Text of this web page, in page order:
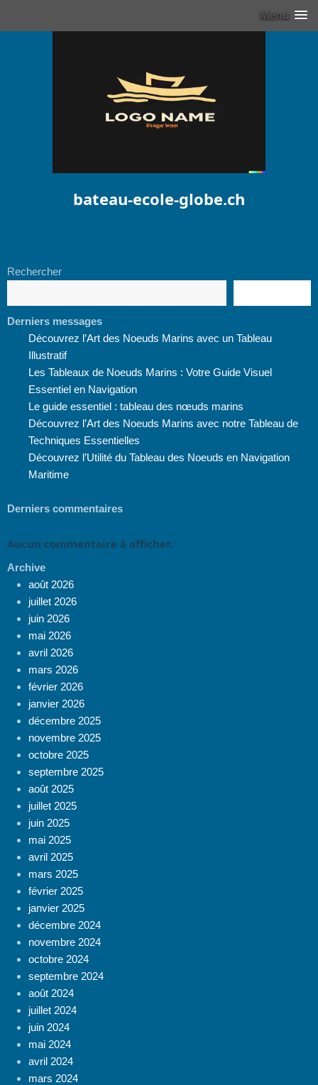
Menu
bateau-ecole-globe.ch
Rechercher
Derniers messages
Découvrez l’Art des Noeuds Marins avec un Tableau
Illustratif
Les Tableaux de Noeuds Marins : Votre Guide Visuel
Essentiel en Navigation
Le guide essentiel : tableau des nœuds marins
Découvrez l’Art des Noeuds Marins avec notre Tableau de
Techniques Essentielles
Découvrez l’Utilité du Tableau des Noeuds en Navigation
Maritime
Derniers commentaires
Aucun commentaire à afficher.
Archive
août 2026
juillet 2026
juin 2026
mai 2026
avril 2026
mars 2026
février 2026
janvier 2026
décembre 2025
novembre 2025
octobre 2025
septembre 2025
août 2025
juillet 2025
juin 2025
mai 2025
avril 2025
mars 2025
février 2025
janvier 2025
décembre 2024
novembre 2024
octobre 2024
septembre 2024
août 2024
juillet 2024
juin 2024
mai 2024
avril 2024
mars 2024